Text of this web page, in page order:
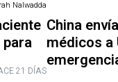
Nalwadda
21 DÍAS
China
médicos a